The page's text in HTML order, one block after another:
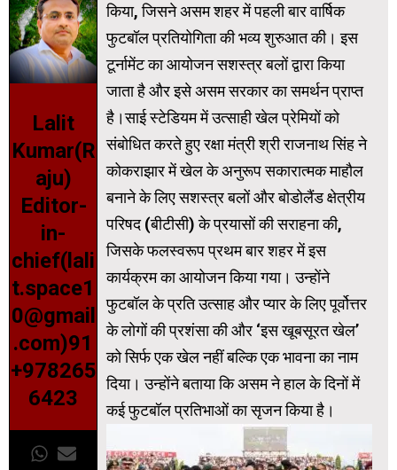
Lalit
Kumar(R
aju)
Editor-
in-
chief(lali
t.space1
0@gmail
.com)91
+978265
6423
किया, जिसने असम शहर में पहली बार वार्षिक
फुटबॉल प्रतियोगिता की भव्य शुरुआत की। इस
टूर्नामेंट का आयोजन सशस्त्र बलों द्वारा किया
जाता है और इसे असम सरकार का समर्थन प्राप्त
है।साई स्टेडियम में उत्साही खेल प्रेमियों को
संबोधित करते हुए रक्षा मंत्री श्री राजनाथ सिंह ने
कोकराझार में खेल के अनुरूप सकारात्मक माहौल
बनाने के लिए सशस्त्र बलों और बोडोलैंड क्षेत्रीय
परिषद (बीटीसी) के प्रयासों की सराहना की,
जिसके फलस्वरूप प्रथम बार शहर में इस
कार्यक्रम का आयोजन किया गया। उन्होंने
फुटबॉल के प्रति उत्साह और प्यार के लिए पूर्वोत्तर
के लोगों की प्रशंसा की और ‘इस खूबसूरत खेल’
को सिर्फ एक खेल नहीं बल्कि एक भावना का नाम
दिया। उन्होंने बताया कि असम ने हाल के दिनों में
कई फुटबॉल प्रतिभाओं का सृजन किया है।